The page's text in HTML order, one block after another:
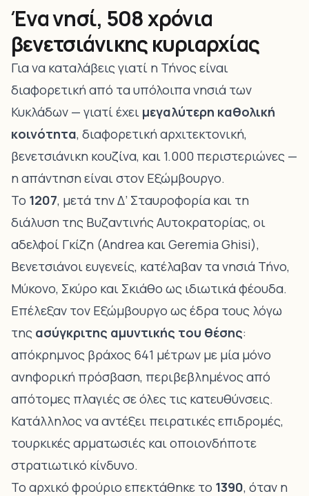
Ένα νησί, 508 χρόνια
βενετσιάνικης κυριαρχίας
Για να καταλάβεις γιατί η Τήνος είναι
διαφορετική από τα υπόλοιπα νησιά των
Κυκλάδων — γιατί έχει μεγαλύτερη καθολική
κοινότητα, διαφορετική αρχιτεκτονική,
βενετσιάνικη κουζίνα, και 1.000 περιστεριώνες —
η απάντηση είναι στον Εξώμβουργο.
Το 1207, μετά την Δ’ Σταυροφορία και τη
διάλυση της Βυζαντινής Αυτοκρατορίας, οι
αδελφοί Γκίζη (Andrea και Geremia Ghisi),
Βενετσιάνοι ευγενείς, κατέλαβαν τα νησιά Τήνο,
Μύκονο, Σκύρο και Σκιάθο ως ιδιωτικά φέουδα.
Επέλεξαν τον Εξώμβουργο ως έδρα τους λόγω
της ασύγκριτης αμυντικής του θέσης:
απόκρημνος βράχος 641 μέτρων με μία μόνο
ανηφορική πρόσβαση, περιβεβλημένος από
απότομες πλαγιές σε όλες τις κατευθύνσεις.
Κατάλληλος να αντέξει πειρατικές επιδρομές,
τουρκικές αρματωσιές και οποιονδήποτε
στρατιωτικό κίνδυνο.
Το αρχικό φρούριο επεκτάθηκε το 1390, όταν η